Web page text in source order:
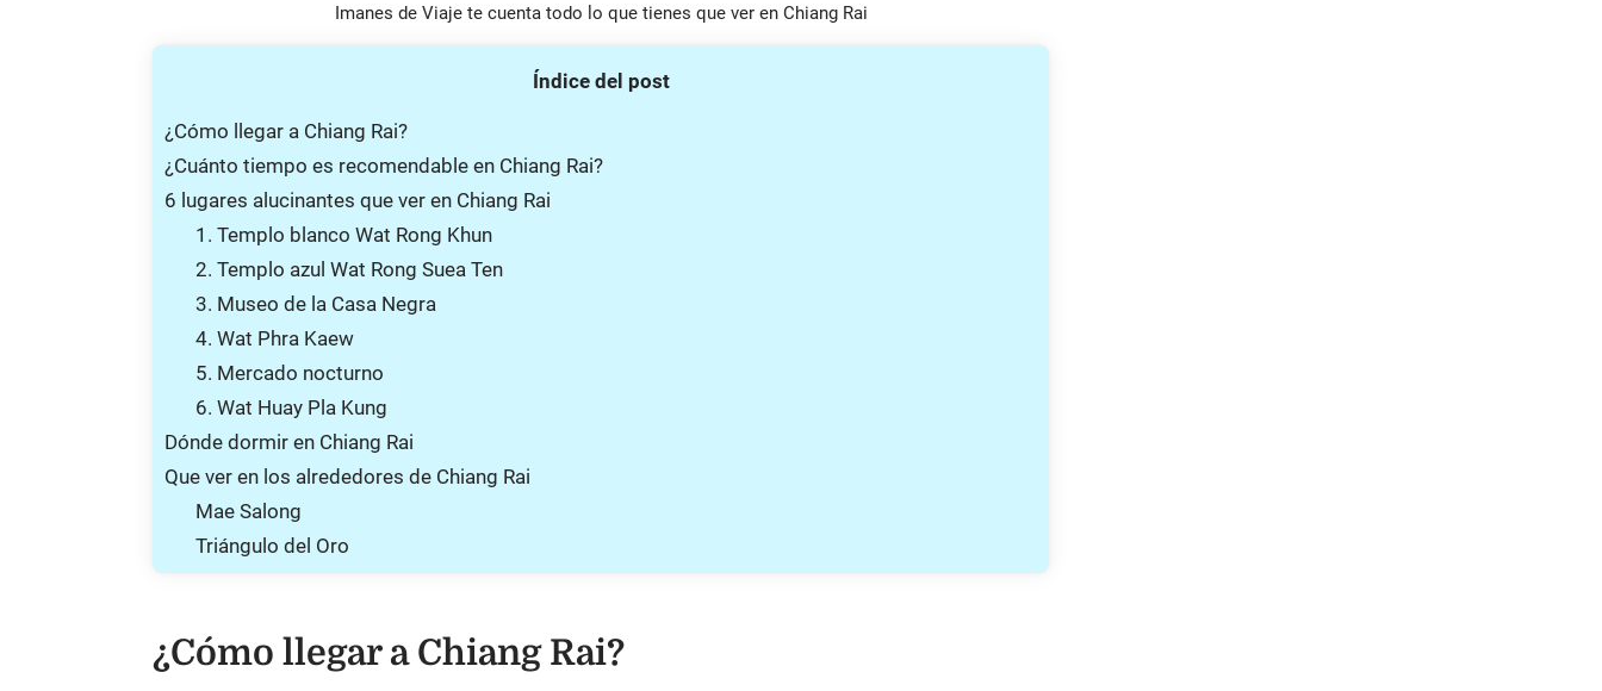
Imanes de Viaje te cuenta todo lo que tienes que ver en Chiang Rai
Índice del post
¿Cómo llegar a Chiang Rai?
¿Cuánto tiempo es recomendable en Chiang Rai?
6 lugares alucinantes que ver en Chiang Rai
1. Templo blanco Wat Rong Khun
2. Templo azul Wat Rong Suea Ten
3. Museo de la Casa Negra
4. Wat Phra Kaew
5. Mercado nocturno
6. Wat Huay Pla Kung
Dónde dormir en Chiang Rai
Que ver en los alrededores de Chiang Rai
Mae Salong
Triángulo del Oro
¿Cómo llegar a Chiang Rai?